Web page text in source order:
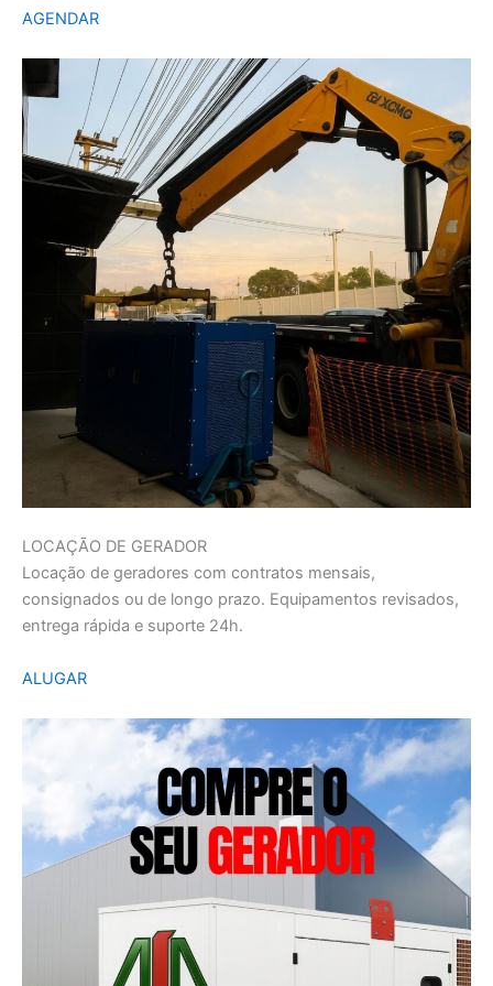
AGENDAR
LOCAÇÃO DE GERADOR
Locação de geradores com contratos mensais,
consignados ou de longo prazo. Equipamentos revisados,
entrega rápida e suporte 24h.
ALUGAR